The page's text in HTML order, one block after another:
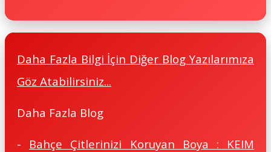
Daha Fazla Bilgi İçin Diğer Blog Yazılarımıza
Göz Atabilirsiniz...
Daha Fazla Blog
- Bahçe Çitlerinizi Koruyan Boya : KEIM